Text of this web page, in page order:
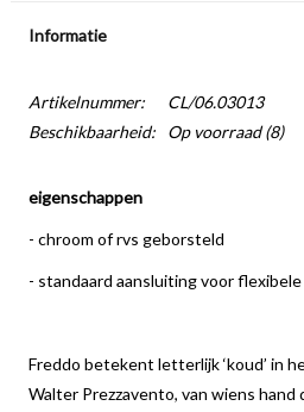
Informatie
Artikelnummer:
CL/06.03013
Beschikbaarheid:
Op voorraad(8)
eigenschappen
- chroom of rvs geborsteld
- standaard aansluiting voor
Freddo betekent letterlijk ‘koud’ in
Walter Prezzavento, van wiens